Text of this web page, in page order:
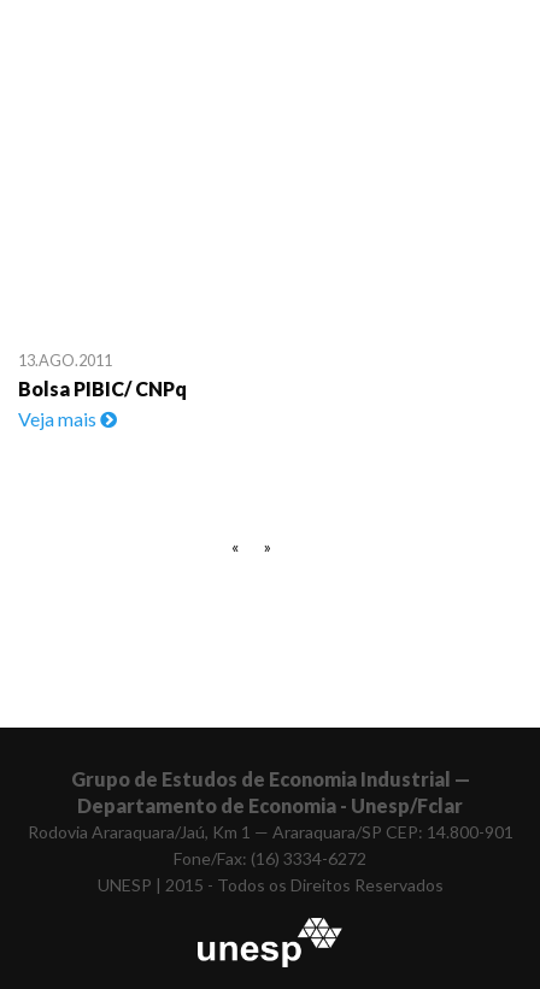
13.AGO.2011
Bolsa PIBIC/ CNPq
Veja mais
« »
Grupo de Estudos de Economia Industrial —
Departamento de Economia - Unesp/Fclar
Rodovia Araraquara/Jaú, Km 1 — Araraquara/SP CEP: 14.800-901
Fone/Fax: (16) 3334-6272
UNESP | 2015 - Todos os Direitos Reservados